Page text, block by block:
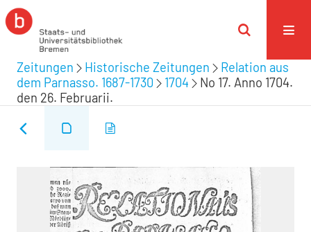
Zeitungen Historische Zeitungen
Relation aus
dem Parnasso. 1687-1730
1704
No 17. Anno 1704.
den 26. Februarii.